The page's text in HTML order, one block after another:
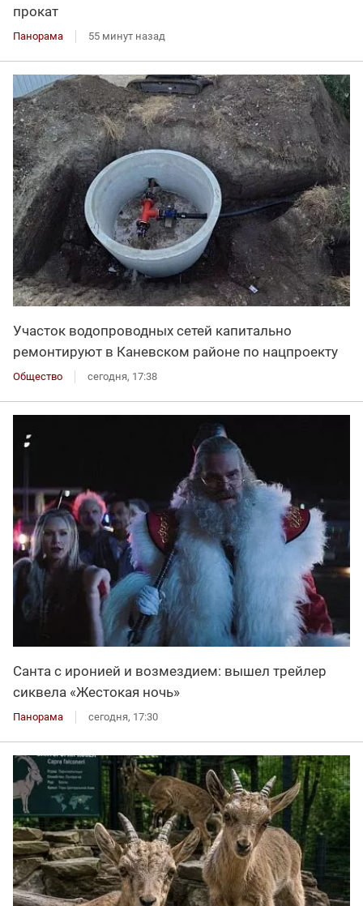
прокат
Панорама 55 минут назад
Участок водопроводных сетей капитально
ремонтируют в Каневском районе по нацпроекту
Общество сегодня, 17:38
Санта с иронией и возмездием: вышел трейлер
сиквела «Жестокая ночь»
Панорама сегодня, 17:30